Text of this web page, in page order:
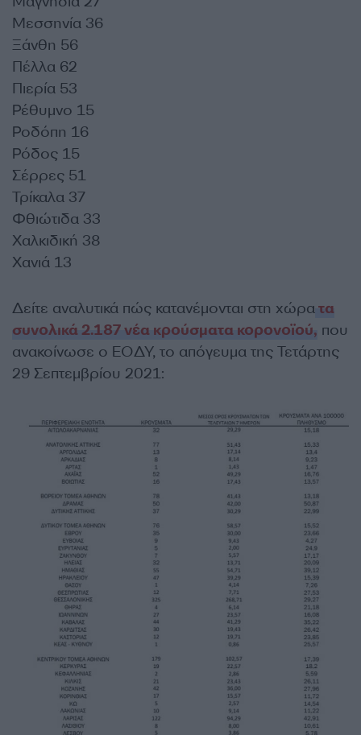
Μεσσηνία 36
Ξάνθη 56
Πέλλα 62
Πιερία 53
Ρέθυμνο 15
Ροδόπη 16
Ρόδος 15
Σέρρες 51
Τρίκαλα 37
Φθιώτιδα 33
Χαλκιδική 38
Χανιά 13
Δείτε αναλυτικά πώς κατανέμονται στη χώρατα
συνολικά 2.187 νέα κρούσματα κορονοϊού, που
ανακοίνωσε ο ΕΟΔΥ, το απόγευμα της Τετάρτης
29 Σεπτεμβρίου 2021: